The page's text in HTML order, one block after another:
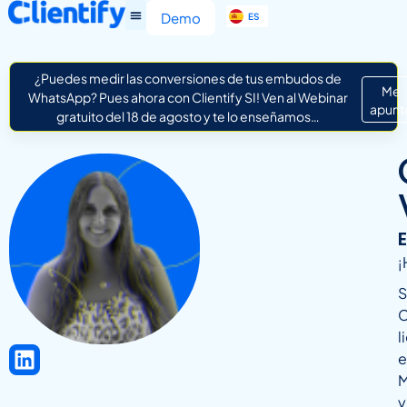
Demo ES
IT
¿Puedes medir las conversiones de tus embudos de
WhatsApp? Pues ahora con Clientify SI! Ven al Webinar
gratuito del 18 de agosto y te lo enseñamos…
Me
y